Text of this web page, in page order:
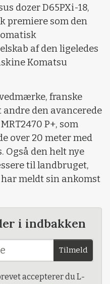
dozer D65PXi-18,
premiere som den
af den ligeledes
Komatsu
franske
den avancerede
P+, som
over 20 meter med
Også den helt nye
til landbruget,
meldt sin ankomst
i indbakken
Tilmeld
accepterer du L-